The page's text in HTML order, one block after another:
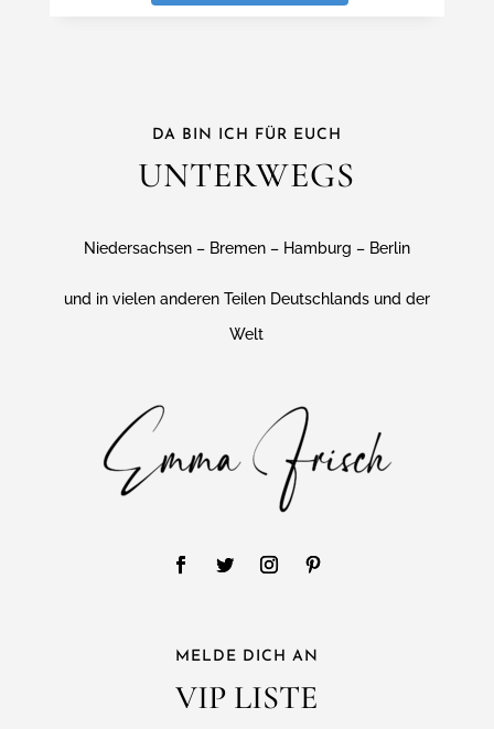
DA BIN ICH FÜR EUCH
UNTERWEGS
Niedersachsen – Bremen – Hamburg – Berlin
und in vielen anderen Teilen Deutschlands und der
Welt
MELDE DICH AN
VIP LISTE